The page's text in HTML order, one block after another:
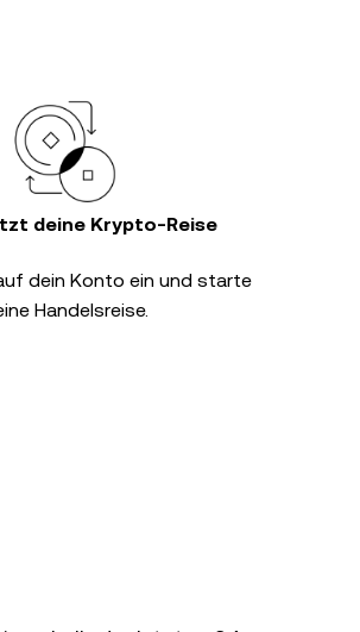
deine Krypto-Reise
dein Konto ein und starte
Handelsreise.